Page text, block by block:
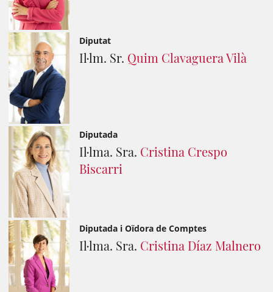
Diputat
Il·lm. Sr. Quim Clavaguera Vilà
Diputada
Il·lma. Sra. Cristina Crespo
Biscarri
Diputada i Oïdora de Comptes
Il·lma. Sra. Cristina Díaz Malnero